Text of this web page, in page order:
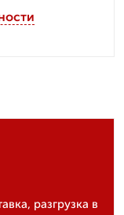
разгрузка в